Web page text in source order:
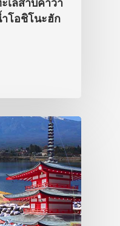
เลสาบคาวา
โอชิโนะฮัก